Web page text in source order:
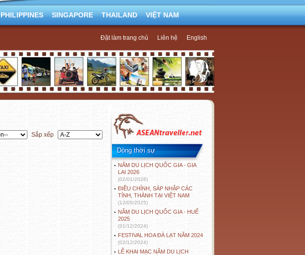
PHILIPPINES SINGAPORE THAILAND VIỆT NAM
Đặt làm trang chủ Liên hệ English
Sắp xếp
Dòng thời sự
NĂM DU LỊCH QUỐC GIA - GIA
LAI 2026
(02/01/2026)
ĐIỀU CHỈNH, SÁP NHẬP CÁC
TỈNH, THÀNH TẠI VIỆT NAM
(12/05/2025)
NĂM DU LỊCH QUỐC GIA - HUẾ
2025
(31/12/2024)
FESTIVAL HOA ĐÀ LẠT NĂM 2024
(02/12/2024)
LỄ KHAI MẠC NĂM DU LỊCH